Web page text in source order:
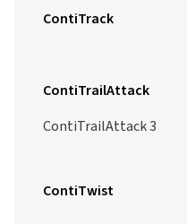
ContiTrack
ContiTrailAttack
ContiTrailAttack 3
ContiTwist